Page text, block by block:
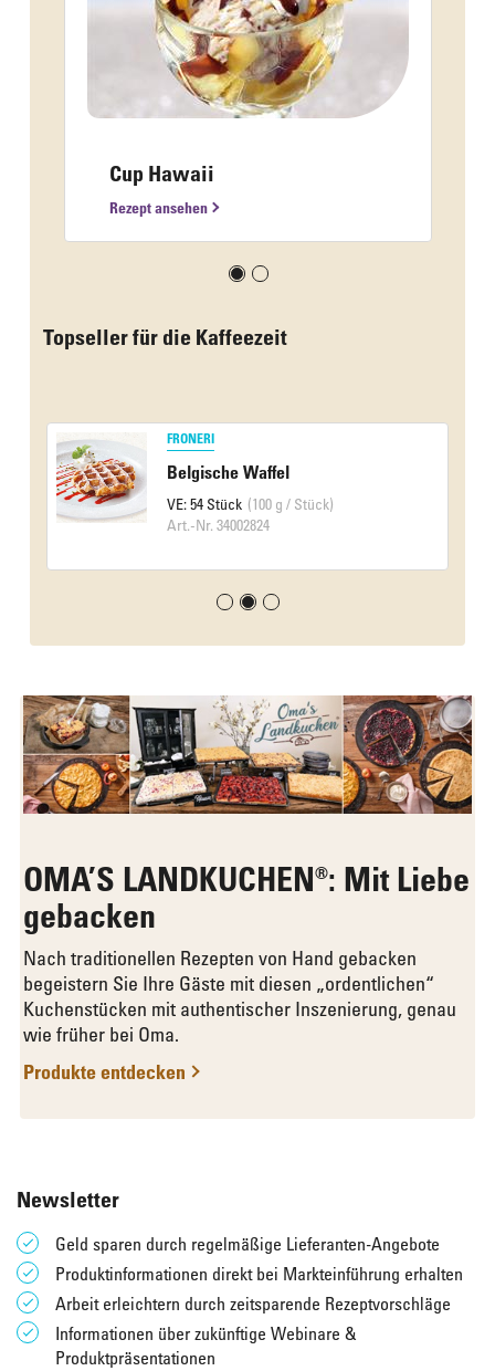
Cup Hawaii
Rezept ansehen
Topseller für die Kaffeezeit
FRONERI
Belgische Waffel
VE: 54 Stück (100 g / Stück)
Art.-Nr. 34002824
OMA’S LANDKUCHEN®: Mit Liebe
gebacken
Nach traditionellen Rezepten von Hand gebacken
begeistern Sie Ihre Gäste mit diesen „ordentlichen“
Kuchenstücken mit authentischer Inszenierung, genau
wie früher bei Oma.
Produkte entdecken
Newsletter
Geld sparen durch regelmäßige Lieferanten-Angebote
Produktinformationen direkt bei Markteinführung erhalten
Arbeit erleichtern durch zeitsparende Rezeptvorschläge
Informationen über zukünftige Webinare &
Produktpräsentationen